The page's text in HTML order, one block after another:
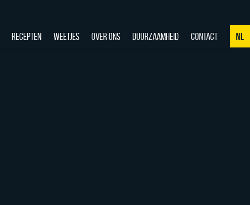
RECEPTEN WEETJES OVER ONS DUURZAAMHEID CONTACT NL